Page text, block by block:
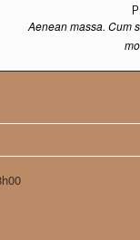
Aenean massa. Cum